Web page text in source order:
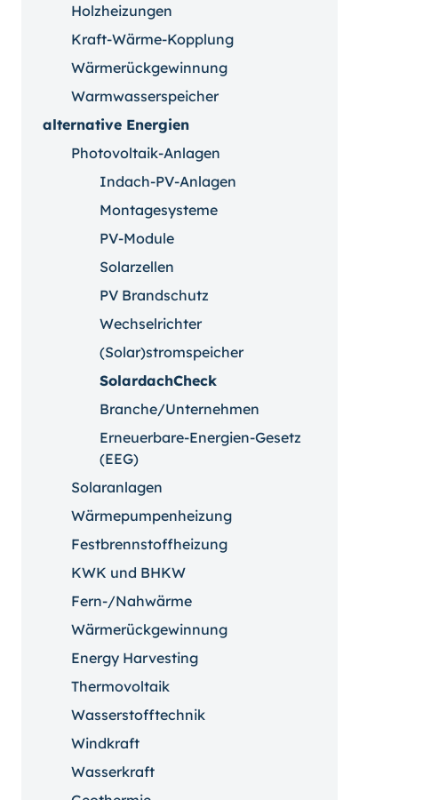
Holzheizungen
Kraft-Wärme-Kopplung
Wärmerückgewinnung
Warmwasserspeicher
alternative Energien
Photovoltaik-Anlagen
Indach-PV-Anlagen
Montagesysteme
PV-Module
Solarzellen
PV Brandschutz
Wechselrichter
(Solar)stromspeicher
SolardachCheck
Branche/Unternehmen
Erneuerbare-Energien-Gesetz
(EEG)
Solaranlagen
Wärmepumpenheizung
Festbrennstoffheizung
KWK und BHKW
Fern-/Nahwärme
Wärmerückgewinnung
Energy Harvesting
Thermovoltaik
Wasserstofftechnik
Windkraft
Wasserkraft